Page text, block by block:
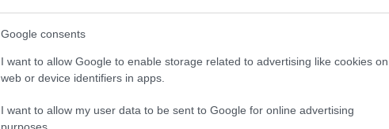
Google consents
I want to allow Google to enable storage related to advertising like cookies on
web or device identifiers in apps.
I want to allow my user data to be sent to Google for online advertising